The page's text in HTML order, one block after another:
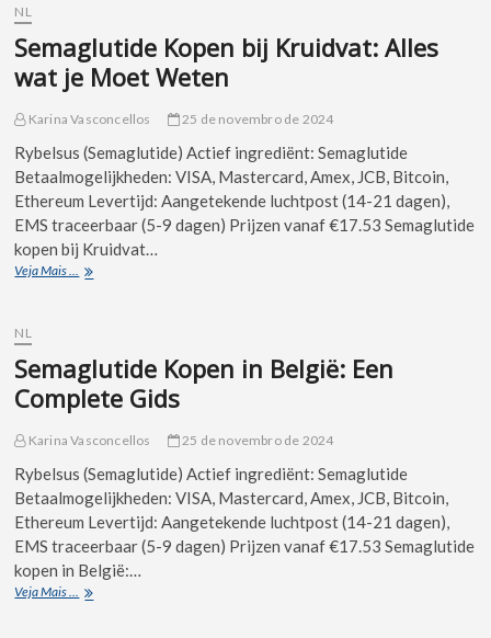
NL
Semaglutide Kopen bij Kruidvat: Alles
wat je Moet Weten
Karina Vasconcellos 25 de novembro de 2024
Rybelsus (Semaglutide) Actief ingrediënt: Semaglutide
Betaalmogelijkheden: VISA, Mastercard, Amex, JCB, Bitcoin,
Ethereum Levertijd: Aangetekende luchtpost (14-21 dagen),
EMS traceerbaar (5-9 dagen) Prijzen vanaf €17.53 Semaglutide
kopen bij Kruidvat…
Veja Mais ...
NL
Semaglutide Kopen in België: Een
Complete Gids
Karina Vasconcellos 25 de novembro de 2024
Rybelsus (Semaglutide) Actief ingrediënt: Semaglutide
Betaalmogelijkheden: VISA, Mastercard, Amex, JCB, Bitcoin,
Ethereum Levertijd: Aangetekende luchtpost (14-21 dagen),
EMS traceerbaar (5-9 dagen) Prijzen vanaf €17.53 Semaglutide
kopen in België:…
Veja Mais ...